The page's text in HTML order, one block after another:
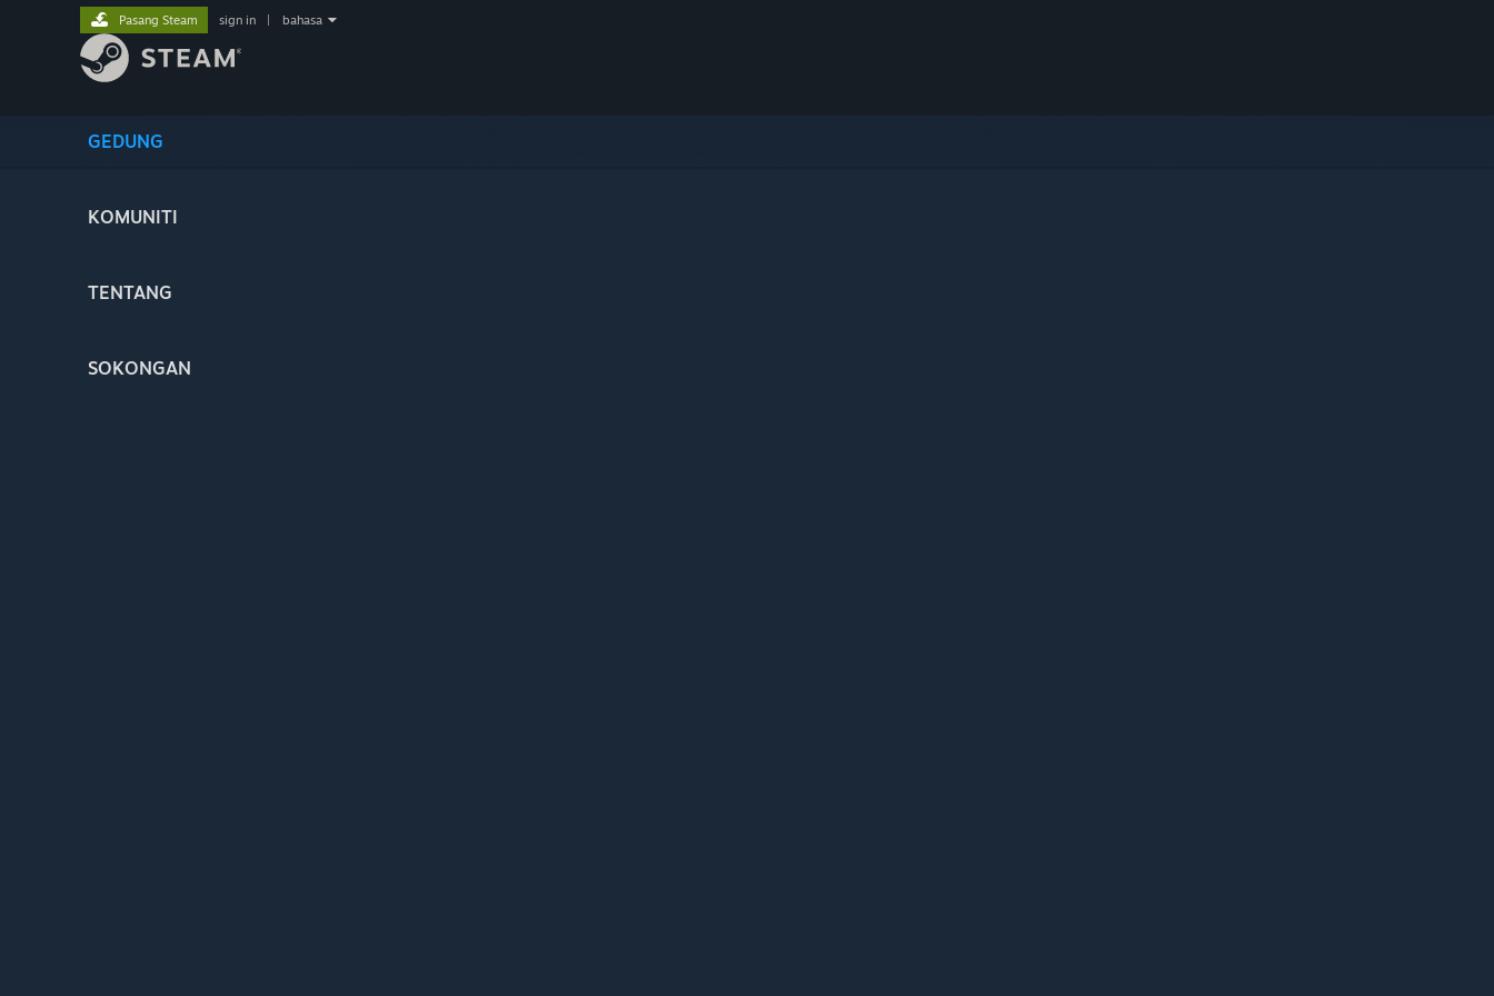
GEDUNG
KOMUNITI
TENTANG
SOKONGAN
Pasang Steam sign in bahasa